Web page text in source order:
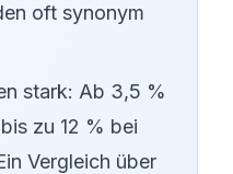
oft synonym
stark: Ab 3,5 %
zu 12 % bei
Vergleich über